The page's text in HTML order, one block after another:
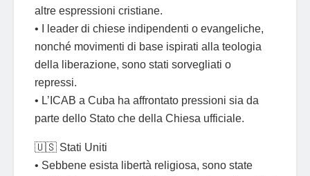
altre espressioni cristiane.
• I leader di chiese indipendenti o evangeliche,
nonché movimenti di base ispirati alla teologia
della liberazione, sono stati sorvegliati o
repressi.
• L’ICAB a Cuba ha affrontato pressioni sia da
parte dello Stato che della Chiesa ufficiale.
🇺🇸 Stati Uniti
• Sebbene esista libertà religiosa, sono state